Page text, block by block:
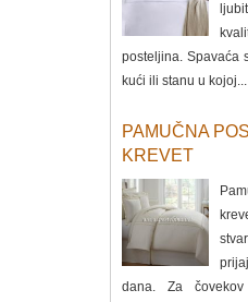
posteljina. Spavaća
kući ili stanu u kojoj...
PAMUČNA
KREVET
dana. Za